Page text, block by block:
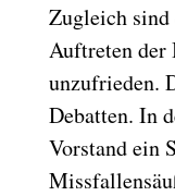
Zugleich
Auftreten der
unzufrieden.
Debatten. In
Vorstand ein